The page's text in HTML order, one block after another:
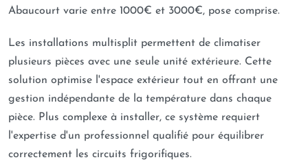
Abaucourt varie entre 1000€ et 3000€, pose comprise.
Les installations multisplit permettent de climatiser
plusieurs pièces avec une seule unité extérieure. Cette
solution optimise l'espace extérieur tout en offrant une
gestion indépendante de la température dans chaque
pièce. Plus complexe à installer, ce système requiert
l'expertise d'un professionnel qualifié pour équilibrer
correctement les circuits frigorifiques.